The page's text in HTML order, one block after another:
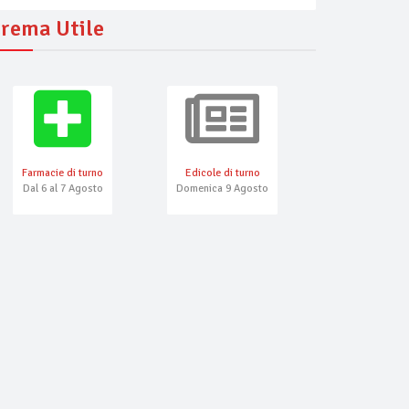
Utile
Farmacie di turno
Dal 6 al 7 Agosto
Edicole di turno
Domenica 9 Agosto